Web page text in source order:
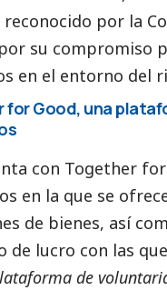
por la
su compromiso
en el entorno del
for Good, una
con Together
en la que se
de bienes, así
de lucro con las
de